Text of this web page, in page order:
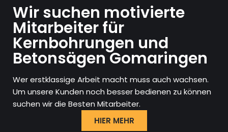
Wir suchen motivierte
Mitarbeiter für
Kernbohrungen und
Betonsägen Gomaringen
Wer erstklassige Arbeit macht muss auch wachsen.
Um unsere Kunden noch besser bedienen zu können
suchen wir die Besten Mitarbeiter.
HIER MEHR